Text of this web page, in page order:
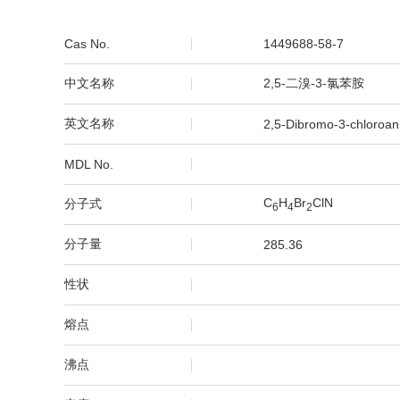
Cas No. 1449688-58-7
中文名称 2,5-二溴-3-氯苯胺
英文名称 2,5-Dibromo-3-
MDL No.
分子式 C6H4Br2ClN
分子量 285.36
性状
熔点
沸点